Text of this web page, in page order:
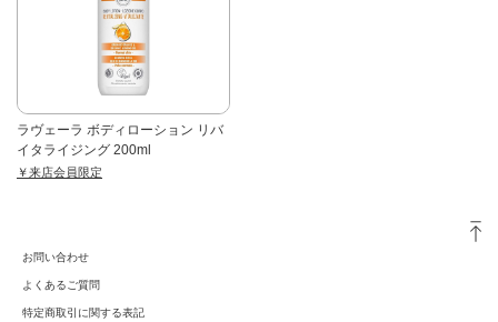
ラヴェーラ ボディローション リバ
イタライジング 200ml
￥来店会員限定
お問い合わせ
よくあるご質問
特定商取引に関する表記